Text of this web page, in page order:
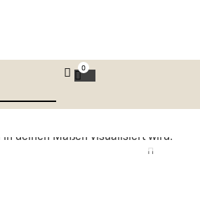
0
deinen Maßen visualisiert wird.